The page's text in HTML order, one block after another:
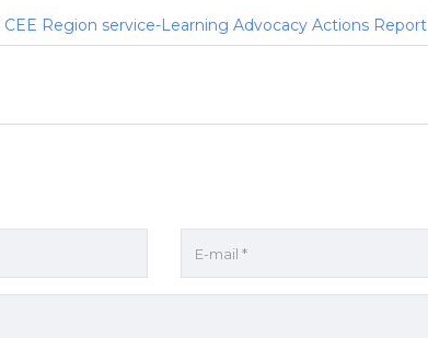
CEE Region service-Learning Advocacy Actions Report